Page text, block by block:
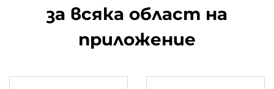
за всяка област на
приложение